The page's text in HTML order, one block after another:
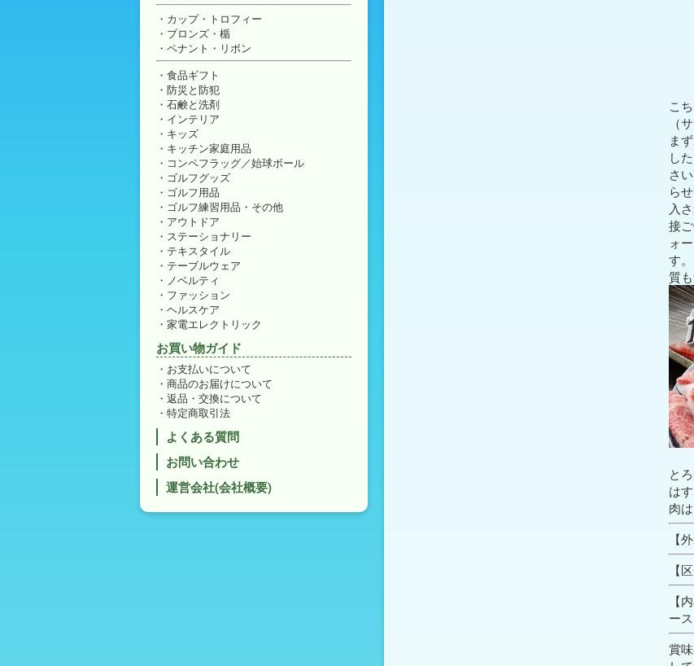
こ
（
ま
し
さ
ら
入
接
ォ
す。
質
と
は
肉
【
【
【
ー
賞
カップ・トロフィー
ブロンズ・楯
ペナント・リボン
食品ギフト
防災と防犯
石鹸と洗剤
インテリア
キッズ
キッチン家庭用品
コンペフラッグ／始球ボール
ゴルフグッズ
ゴルフ用品
ゴルフ練習用品・その他
アウトドア
ステーショナリー
テキスタイル
テーブルウェア
ノベルティ
ファッション
ヘルスケア
家電エレクトリック
お買い物ガイド
お支払いについて
商品のお届けについて
返品・交換について
特定商取引法
よくある質問
お問い合わせ
運営会社(会社概要)